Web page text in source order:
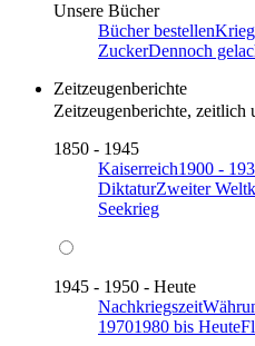
Unsere Bücher
Bücher bestellen
ZuckerDennoch
Zeitzeugenberichte
Zeitzeugenberichte, zeitlich
1850 - 1945
Kaiserreich1900 -
DiktaturZweiter
Seekrieg
1945 - 1950 - Heute
Nachkriegszeit
19701980 bis Heute